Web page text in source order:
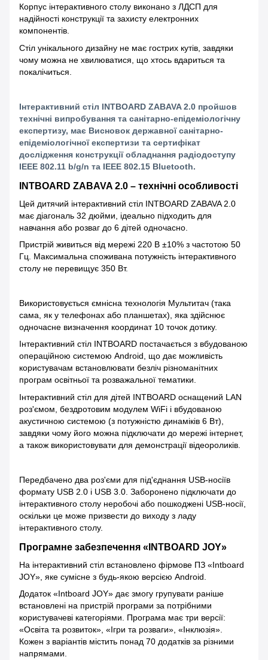
Корпус інтерактивного столу виконано з ЛДСП для
надійності конструкції та захисту електронних
компонентів.
Стіл унікального дизайну не має гострих кутів, завдяки
чому можна не хвилюватися, що хтось вдариться та
покалічиться.
Інтерактивний стіл INTBOARD ZABAVA 2.0 пройшов
технічні випробування та санітарно-епідеміологічну
експертизу, має Висновок державної санітарно-
епідеміологічної експертизи та сертифікат
дослідження конструкції обладнання радіодоступу
IEEE 802.11 b/g/n та IEEE 802.15 Bluetooth.
INTBOARD ZABAVA 2.0 – технічні особливості
Цей дитячий інтерактивний стіл INTBOARD ZABAVA 2.0
має діагональ 32 дюйми, ідеально підходить для
навчання або розваг до 6 дітей одночасно.
Пристрій живиться від мережі 220 В ±10% з частотою 50
Гц. Максимальна споживана потужність інтерактивного
столу не перевищує 350 Вт.
Використовується ємнісна технологія Мультитач (така
сама, як у телефонах або планшетах), яка здійснює
одночасне визначення координат 10 точок дотику.
Інтерактивний стіл INTBOARD постачається з вбудованою
операційною системою Android, що дає можливість
користувачам встановлювати безліч різноманітних
програм освітньої та розважальної тематики.
Інтерактивний стіл для дітей INTBOARD оснащений LAN
роз'ємом, бездротовим модулем WiFi і вбудованою
акустичною системою (з потужністю динаміків 6 Вт),
завдяки чому його можна підключати до мережі інтернет,
а також використовувати для демонстрації відеороликів.
Передбачено два роз'єми для під'єднання USB-носіїв
формату USB 2.0 і USB 3.0. Заборонено підключати до
інтерактивного столу неробочі або пошкоджені USB-носії,
оскільки це може призвести до виходу з ладу
інтерактивного столу.
Програмне забезпечення «INTBOARD JOY»
На інтерактивний стіл встановлено фірмове ПЗ «Intboard
JOY», яке сумісне з будь-якою версією Android.
Додаток «Intboard JOY» дає змогу групувати раніше
встановлені на пристрій програми за потрібними
користувачеві категоріями. Програма має три версії:
«Освіта та розвиток», «Ігри та розваги», «Інклюзія».
Кожен з варіантів містить понад 70 додатків за різними
напрямами.